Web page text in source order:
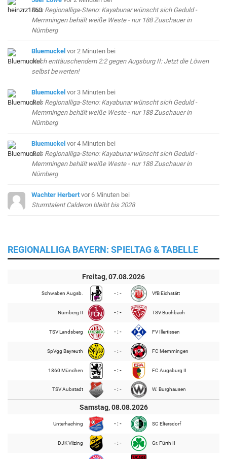
Das Regionalliga-Steno: Kayabunar wünscht sich Geduld -
Memmingen behält weiße Weste - nur 188 Zuschauer in
Nürnberg
Bluemuckel vor 2 Minuten bei
Nach enttäuschendem 2:2 gegen Augsburg II: Jetzt die Löwen
selbst bewerten!
Bluemuckel vor 3 Minuten bei
Das Regionalliga-Steno: Kayabunar wünscht sich Geduld -
Memmingen behält weiße Weste - nur 188 Zuschauer in
Nürnberg
Bluemuckel vor 4 Minuten bei
Das Regionalliga-Steno: Kayabunar wünscht sich Geduld -
Memmingen behält weiße Weste - nur 188 Zuschauer in
Nürnberg
Wachter Herbert vor 6 Minuten bei
Sturmtalent Calderon bleibt bis 2028
REGIONALLIGA BAYERN: SPIELTAG & TABELLE
Freitag, 07.08.2026
Schwaben Augsb. - : - VfB Eichstätt
Nürnberg II - : - TSV Buchbach
TSV Landsberg - : - FV Illertissen
SpVgg Bayreuth - : - FC Memmingen
1860 München - : - FC Augsburg II
TSV Aubstadt - : - W. Burghausen
Samstag, 08.08.2026
Unterhaching - : - SC Eltersdorf
DJK Vilzing - : - Gr. Fürth II